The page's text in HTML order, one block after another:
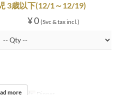
3歳以下(12/1～12/19)
¥ 0 (Svc & tax incl.)
more